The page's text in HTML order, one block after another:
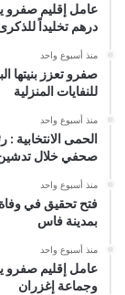
درهم تخليداً
منذ أسبوع واحد
صفرو تعزز بنيتها
للنفايات المنزلية
منذ أسبوع واحد
الحمى
صحفي خلال
منذ أسبوع واحد
فتح تحقيق في
بمدينة فاس
منذ أسبوع واحد
عامل إقليم صفرو
وجماعة إغزران